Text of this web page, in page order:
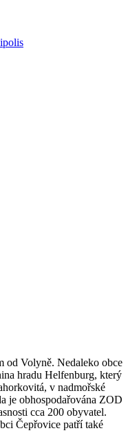
od Volyně. Nedaleko obce
hradu Helfenburg, který
v nadmořské
je obhospodařována ZOD
cca 200 obyvatel.
Čepřovice patří také